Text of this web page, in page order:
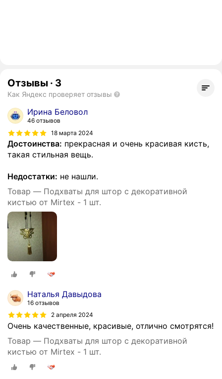
Отзывы · 3
Как Яндекс проверяет отзывы
Ирина Беловол
46 отзывов
18 марта 2024
Достоинства: прекрасная и очень красивая кисть,
такая стильная вещь.
Недостатки: не нашли.
Товар — Подхваты для штор с декоративной
кистью от Mirtex - 1 шт.
Наталья Давыдова
16 отзывов
2 апреля 2024
Очень качественные, красивые, отлично смотрятся!
Товар — Подхваты для штор с декоративной
кистью от Mirtex - 1 шт.